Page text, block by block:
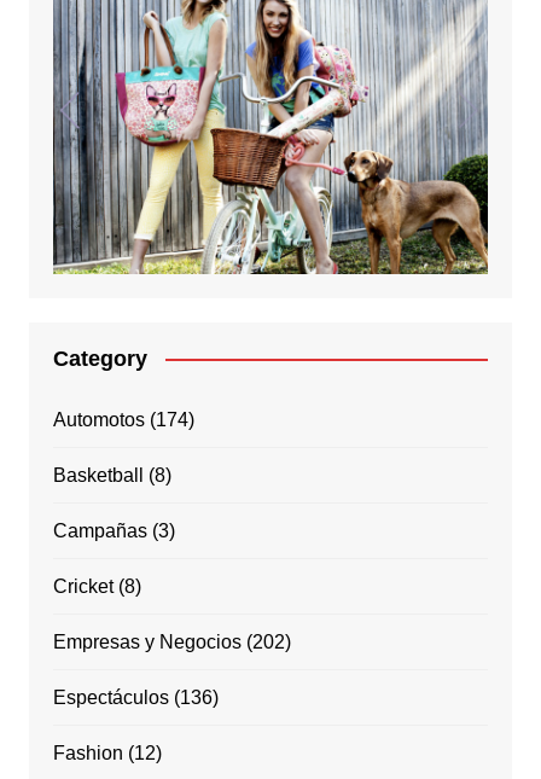
Category
Automotos(174)
Basketball (8)
Campañas(3)
Cricket(8)
Empresas y Negocios(202)
Espectáculos(136)
Fashion (12)